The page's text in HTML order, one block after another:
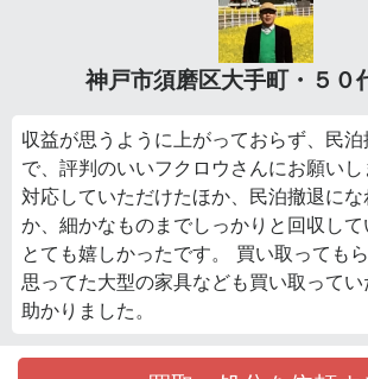
神戸市須磨区大手町・５０
収益が思うように上がっておらず、民
で、評判のいいフクロウさんにお願い
対応していただけたほか、民泊撤退に
か、細かなものまでしっかりと回収し
とても嬉しかったです。 買い取っても
思ってた大型の家具なども買い取って
助かりました。